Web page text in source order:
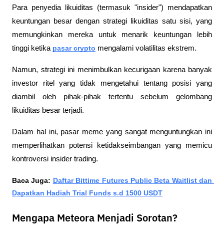
Para penyedia likuiditas (termasuk "insider") mendapatkan
keuntungan besar dengan strategi likuiditas satu sisi, yang
memungkinkan mereka untuk menarik keuntungan lebih
tinggi ketika pasar crypto mengalami volatilitas ekstrem.
Namun, strategi ini menimbulkan kecurigaan karena banyak
investor ritel yang tidak mengetahui tentang posisi yang
diambil oleh pihak-pihak tertentu sebelum gelombang
likuiditas besar terjadi.
Dalam hal ini, pasar meme yang sangat menguntungkan ini
memperlihatkan potensi ketidakseimbangan yang memicu
kontroversi insider trading.
Baca Juga: Daftar Bittime Futures Public Beta Waitlist dan
Dapatkan Hadiah Trial Funds s.d 1500 USDT
Mengapa Meteora Menjadi Sorotan?